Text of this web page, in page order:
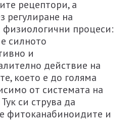
рецептори, а
регулиране на
процеси:
силното
и
действие на
което е до голяма
от системата на
си струва да
фитоканабиноидите и